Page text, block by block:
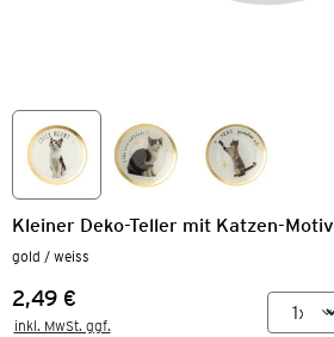
Kleiner Deko-Teller mit Katzen-Motiv
gold / weiss
Preis:
2,49 €
inkl. MwSt. ggf.